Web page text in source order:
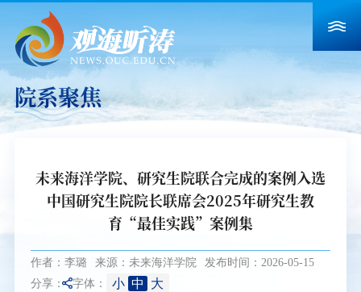
院系聚焦
未来海洋学院、研究生院联合完成的案例入选
中国研究生院院长联席会2025年研究生教
育“最佳实践”案例集
作者：李璐 来源：未来海洋学院 发布时间：2026-05-15
分享： 字体： 小 中 大